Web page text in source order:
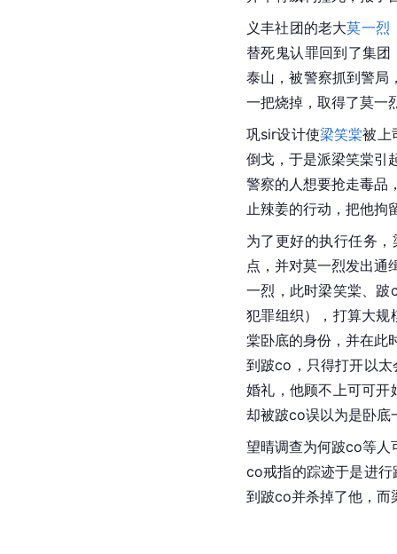
义丰社团的老大莫一烈
替死鬼认罪回到了集
泰山，被警察抓到警局
一把烧掉，取得了莫一
巩sir设计使梁笑棠被上
倒戈，于是派梁笑棠引
警察的人想要抢走毒品
止辣姜的行动，把他拘
为了更好的执行任务，
点，并对莫一烈发出通
一烈，此时梁笑棠、
犯罪组织），打算大
棠卧底的身份，并在此
到跛co，只得打开以
婚礼，他顾不上可可
却被跛co误以为是卧底
望晴调查为何跛co等人
co戒指的踪迹于是进
到跛co并杀掉了他，而